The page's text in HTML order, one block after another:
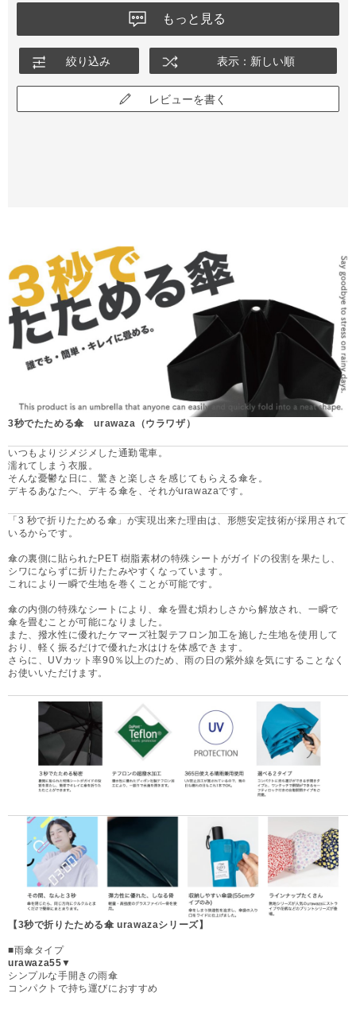
もっと見る
絞り込み 表示：新しい順
レビューを書く
3秒でたためる傘 urawaza（ウラワザ）
いつもよりジメジメした通勤電車。
濡れてしまう衣服。
そんな憂鬱な日に、驚きと楽しさを感じてもらえる傘を。
デキるあなたへ、デキる傘を、それがurawazaです。
「3 秒で折りたためる傘」が実現出来た理由は、形態安定技術が採用されて
いるからです。
傘の裏側に貼られたPET 樹脂素材の特殊シートがガイドの役割を果たし、
シワにならずに折りたたみやすくなっています。
これにより一瞬で生地を巻くことが可能です。
傘の内側の特殊なシートにより、傘を畳む煩わしさから解放され、一瞬で
傘を畳むことが可能になりました。
また、撥水性に優れたケマーズ社製テフロン加工を施した生地を使用して
おり、軽く振るだけで優れた水はけを体感できます。
さらに、UVカット率90％以上のため、雨の日の紫外線を気にすることなく
お使いいただけます。
【3秒で折りたためる傘 urawazaシリーズ】
■雨傘タイプ
urawaza55▼
シンプルな手開きの雨傘
コンパクトで持ち運びにおすすめ